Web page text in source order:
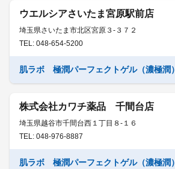
ウエルシアさいたま宮原駅前店
埼玉県さいたま市北区宮原３-３７２
TEL: 048-654-5200
肌ラボ 極潤パーフェクトゲル（濃極潤）
株式会社カワチ薬品 千間台店
埼玉県越谷市千間台西１丁目８-１６
TEL: 048-976-8887
肌ラボ 極潤パーフェクトゲル（濃極潤）